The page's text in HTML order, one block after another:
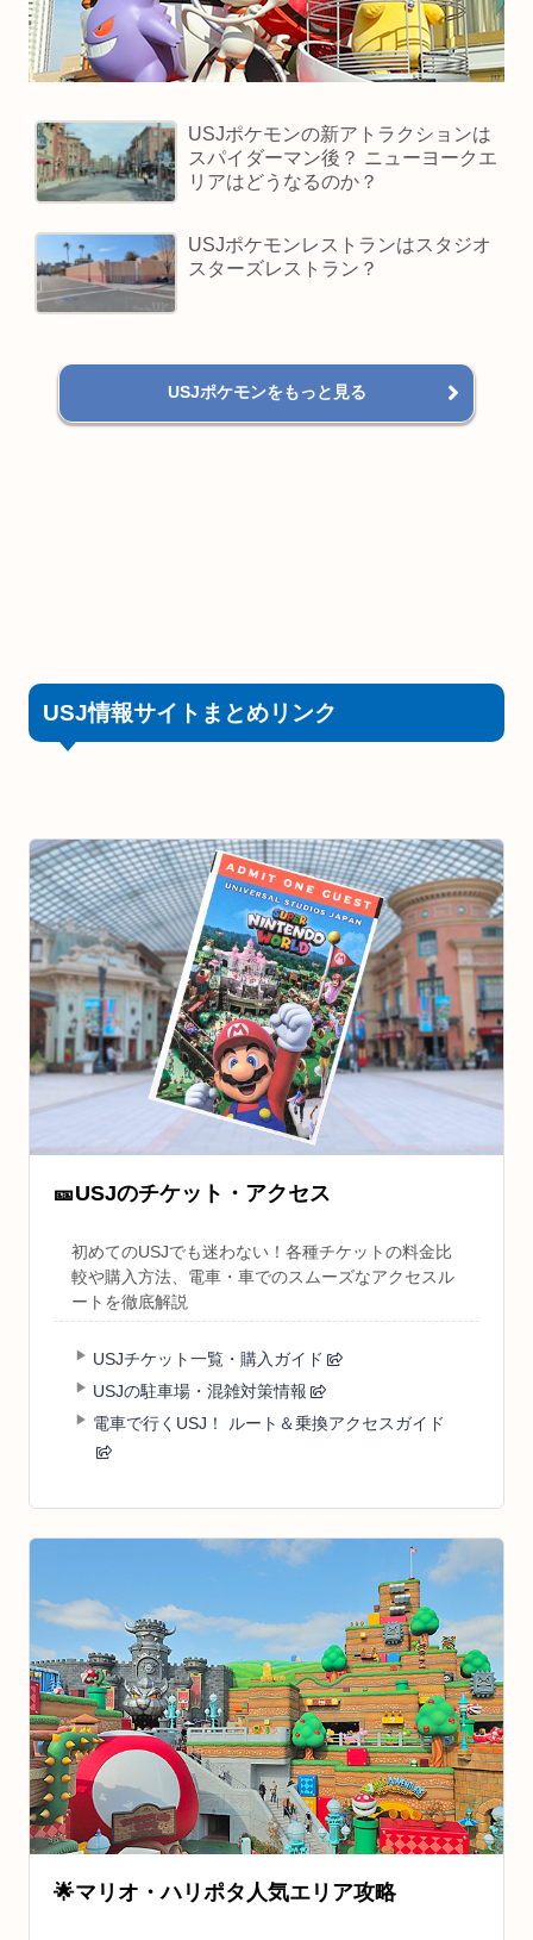
USJポケモンの新アトラクションは
スパイダーマン後？ ニューヨークエ
リアはどうなるのか？
USJポケモンレストランはスタジオ
スターズレストラン？
USJポケモンをもっと見る
USJ情報サイトまとめリンク
🎫USJのチケット・アクセス
初めてのUSJでも迷わない！各種チケットの料金比
較や購入方法、電車・車でのスムーズなアクセスル
ートを徹底解説
USJチケット一覧・購入ガイド
USJの駐車場・混雑対策情報
電車で行くUSJ！ ルート＆乗換アクセスガイド
🌟マリオ・ハリポタ人気エリア攻略